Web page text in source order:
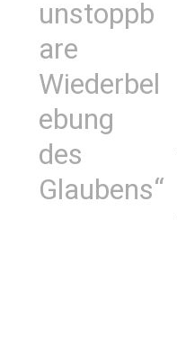
unstoppb
are
Wiederbel
ebung
des
Glaubens“